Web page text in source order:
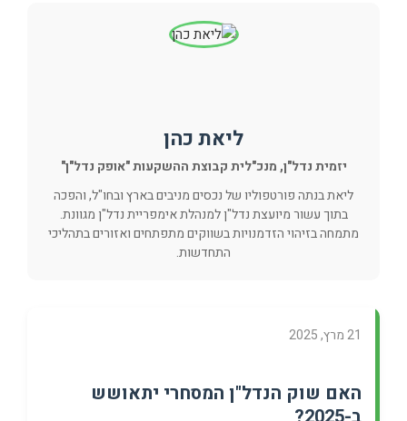
ליאת כהן
יזמית נדל"ן, מנכ"לית קבוצת ההשקעות "אופק נדל"ן"
ליאת בנתה פורטפוליו של נכסים מניבים בארץ ובחו"ל, והפכה
בתוך עשור מיועצת נדל"ן למנהלת אימפריית נדל"ן מגוונת.
מתמחה בזיהוי הזדמנויות בשווקים מתפתחים ואזורים בתהליכי
התחדשות.
21 מרץ, 2025
האם שוק הנדל"ן המסחרי יתאושש